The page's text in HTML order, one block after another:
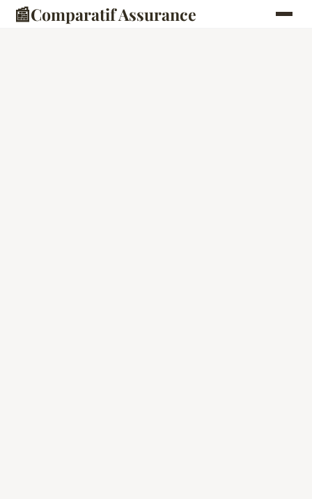
📰Comparatif Assurance